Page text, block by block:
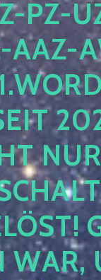
UZ-
2024